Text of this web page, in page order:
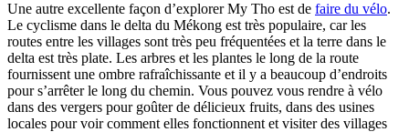
Une autre excellente façon d’explorer My Tho est de faire du vélo.
Le cyclisme dans le delta du Mékong est très populaire, car les
routes entre les villages sont très peu fréquentées et la terre dans le
delta est très plate. Les arbres et les plantes le long de la route
fournissent une ombre rafraîchissante et il y a beaucoup d’endroits
pour s’arrêter le long du chemin. Vous pouvez vous rendre à vélo
dans des vergers pour goûter de délicieux fruits, dans des usines
locales pour voir comment elles fonctionnent et visiter des villages